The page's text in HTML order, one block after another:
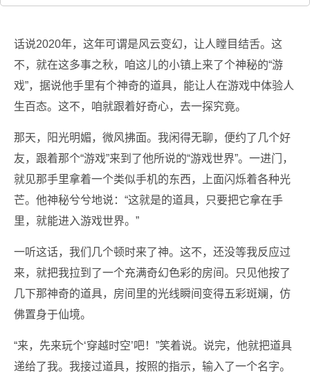
话说2020年，这年可谓是风云变幻，让人瞠目结舌。这
不，就在这多事之秋，咱这儿的小镇上来了个神秘的“游
戏”，据说他手里有个神奇的道具，能让人在游戏中体验人
生百态。这不，咱就跟着好奇心，去一探究竟。
那天，阳光明媚，微风拂面。我闲得无聊，便约了几个好
友，跟着那个“游戏”来到了他所说的“游戏世界”。一进门，
就见那手里拿着一个类似手机的东西，上面闪烁着各种光
芒。他神秘兮兮地说：“这就是的道具，只要把它拿在手
里，就能进入游戏世界。”
一听这话，我们几个顿时来了神。这不，还没等我反应过
来，就把我拉到了一个充满奇幻色彩的房间。只见他按了
几下那神奇的道具，房间里的光线瞬间变得五彩斑斓，仿
佛置身于仙境。
“来，先来玩个‘穿越时空’吧！”笑着说。说完，他就把道具
递给了我。我接过道具，按照的指示，输入了一个名字。